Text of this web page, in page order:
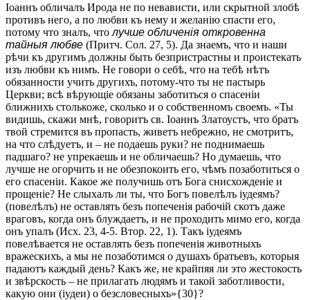
Іоаннъ обличалъ Ирода не по невависти, или скрытной злобѣ
противъ него, а по любви къ нему и желанію спасти его,
потому что зналъ, что лучше обличенія откровенна
тайныя любве (Притч. Сол. 27, 5). Да знаемъ, что и наши
рѣчи къ другимъ должны быть безпристрастны и проистекать
изъ любви къ нимъ. Не говори о себѣ, что на тебѣ нѣтъ
обязанности учить другихъ, потому-что ты не пастырь
Церкви; всѣ вѣрующіе обязаны заботиться о спасеніи
ближнихъ столькоже, сколько и о собственномъ своемъ. «Ты
видишь, скажи мнѣ, говоритъ св. Іоаннъ Златоустъ, что братъ
твой стремится въ пропасть, живетъ небрежно, не смотритъ,
на что слѣдуетъ, и – не подаешь руки? не поднимаешь
падшаго? не упрекаешь и не обличаешь? Но думаешь, что
лучше не огорчить и не обезпокоить его, чѣмъ позаботиться о
его спасеніи. Какое же получишь отъ Бога снисхожденіе и
прощеніе? Не слыхалъ ли ты, что Богъ повелѣлъ іудеямъ?
(повелѣлъ) не оставлять безъ попеченія рабочій скотъ даже
враговъ, когда онъ блуждаетъ, и не проходить мимо его, когда
онъ упалъ (Исх. 23, 4-5. Втор. 22, 1). Такъ іудеямъ
повелѣвается не оставлять безъ попеченія животныхъ
вражескихъ, а мы не позаботимся о душахъ братьевъ, которыя
падаютъ каждый день? Какъ же, не крайпяя ли это жестокость
и звѣрскость – не прилагать людямъ и такой заботливости,
какую они (іудеи) о безсловесныхъ»{30}?